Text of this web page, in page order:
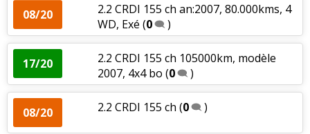
08/20
2.2 CRDI 155 ch an:2007, 80.000kms, 4
WD, Exé (0 )
17/20
2.2 CRDI 155 ch 105000km, modèle
2007, 4x4 bo (0 )
08/20 2.2 CRDI 155 ch (0 )